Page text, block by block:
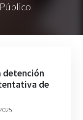
detención
de